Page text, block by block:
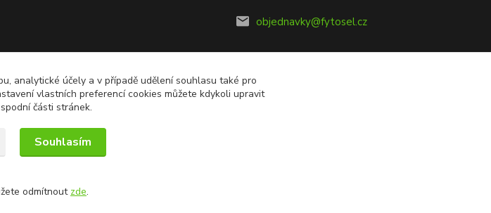
objednavky@fytosel.cz
analytické účely a v případě udělení souhlasu také pro
vlastních preferencí cookies můžete kdykoli upravit
části stránek.
Souhlasím
odmítnout zde.